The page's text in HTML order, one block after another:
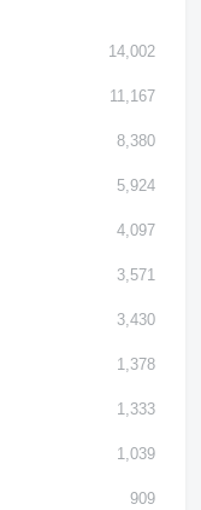
14,002
11,167
8,380
5,924
4,097
3,571
3,430
1,378
1,333
1,039
909